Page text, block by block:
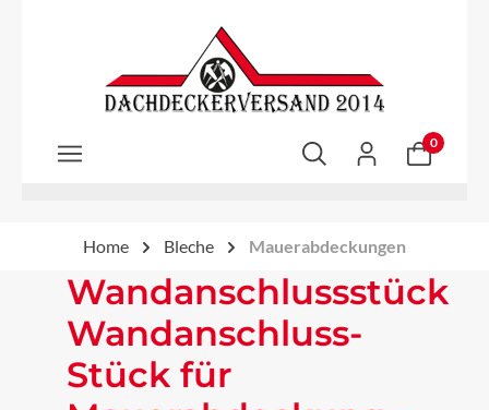
Zum Hauptinhalt springen
0
Home Bleche Mauerabdeckungen
Wandanschlussstück
Wandanschluss-
Stück für